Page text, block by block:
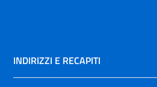
INDIRIZZI E RECAPITI